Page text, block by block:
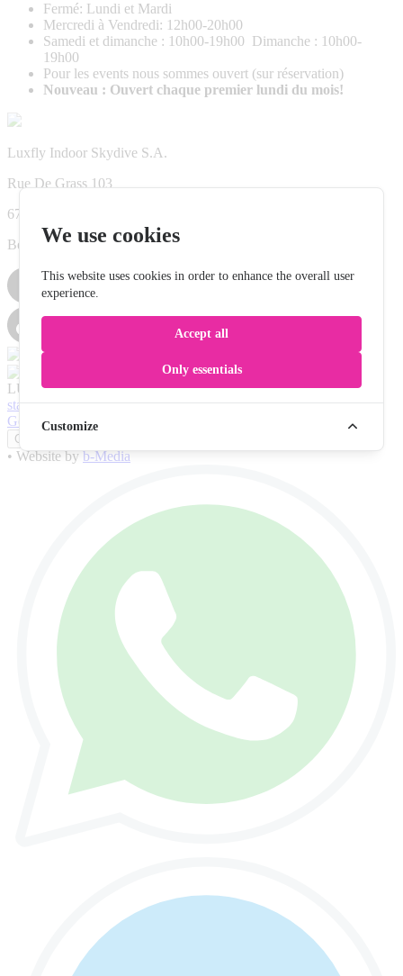
Fermé: Lundi et Mardi
Mercredi à Vendredi: 12h00-20h00
Samedi et dimanche : 10h00-19h00 Dimanche : 10h00-
19h00
Pour les events nous sommes ouvert (sur réservation)
Nouveau : Ouvert chaque premier lundi du mois!
Luxfly Indoor Skydive S.A.
Rue De Grass 103
6700 Sterpenich - Lëtzebuerg
Belsch
LUXFLY INDOOR SKYDIVE S.A. © 2026•Powered by
starfly.world
General conditions
Gérer les cookies
• Website by b-Media
We use cookies
This website uses cookies in order to enhance the overall user
experience.
Accept all
Only essentials
Customize